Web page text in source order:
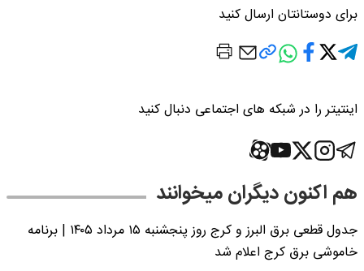
برای دوستانتان ارسال کنید
اینتیتر را در شبکه های اجتماعی دنبال کنید
هم اکنون دیگران میخوانند
جدول قطعی برق البرز و کرج روز پنجشنبه ۱۵ مرداد ۱۴۰۵ | برنامه
خاموشی برق کرج اعلام شد